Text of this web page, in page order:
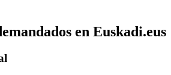
en Euskadi.eus